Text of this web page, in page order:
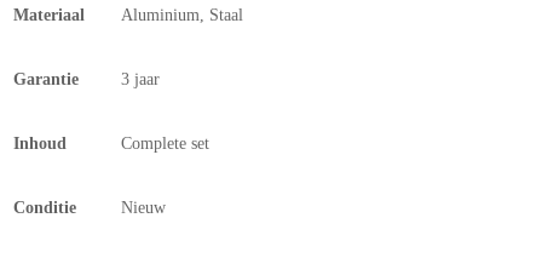
Materiaal Aluminium, Staal
Garantie 3 jaar
Inhoud Complete set
Conditie Nieuw